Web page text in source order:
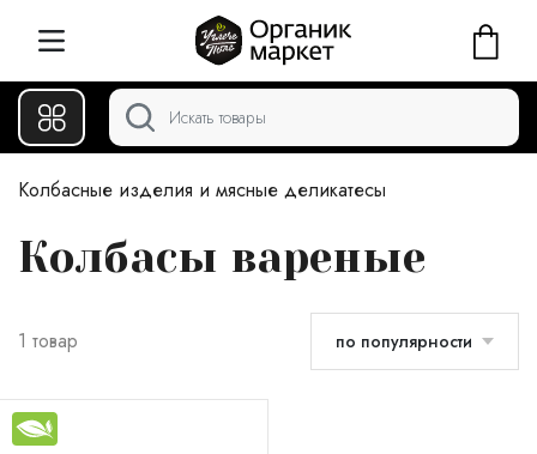
Колбасные изделия и мясные деликатесы
Колбасы вареные
1 товар по популярности